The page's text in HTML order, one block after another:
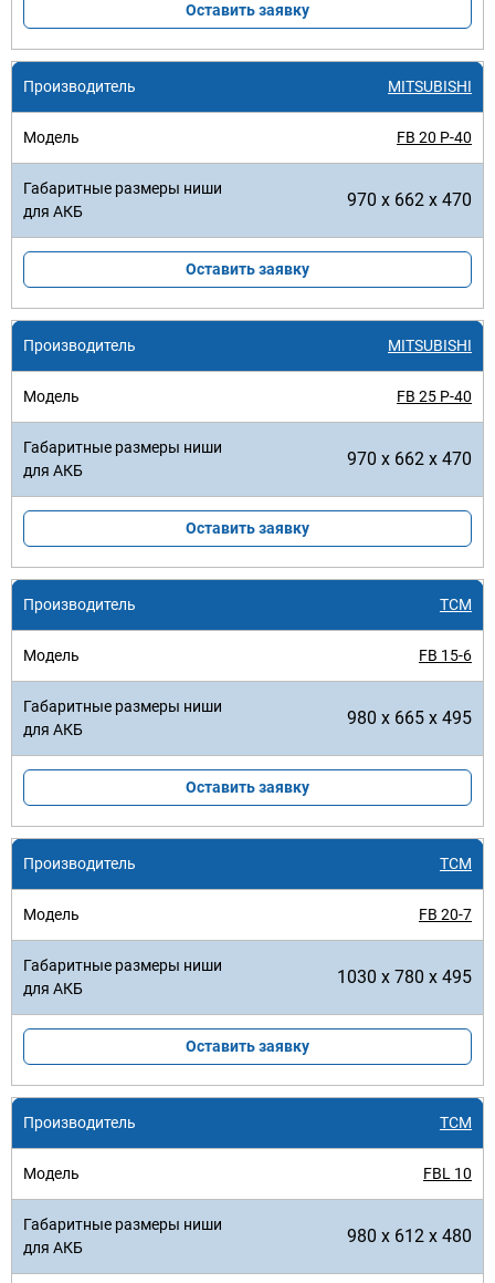
Оставить заявку
MITSUBISHI
FB 20 P-40
970 x 662 x 470
Оставить заявку
MITSUBISHI
FB 25 P-40
970 x 662 x 470
Оставить заявку
TCM
FB 15-6
980 x 665 x 495
Оставить заявку
TCM
FB 20-7
1030 x 780 x 495
Оставить заявку
TCM
FBL 10
980 x 612 x 480